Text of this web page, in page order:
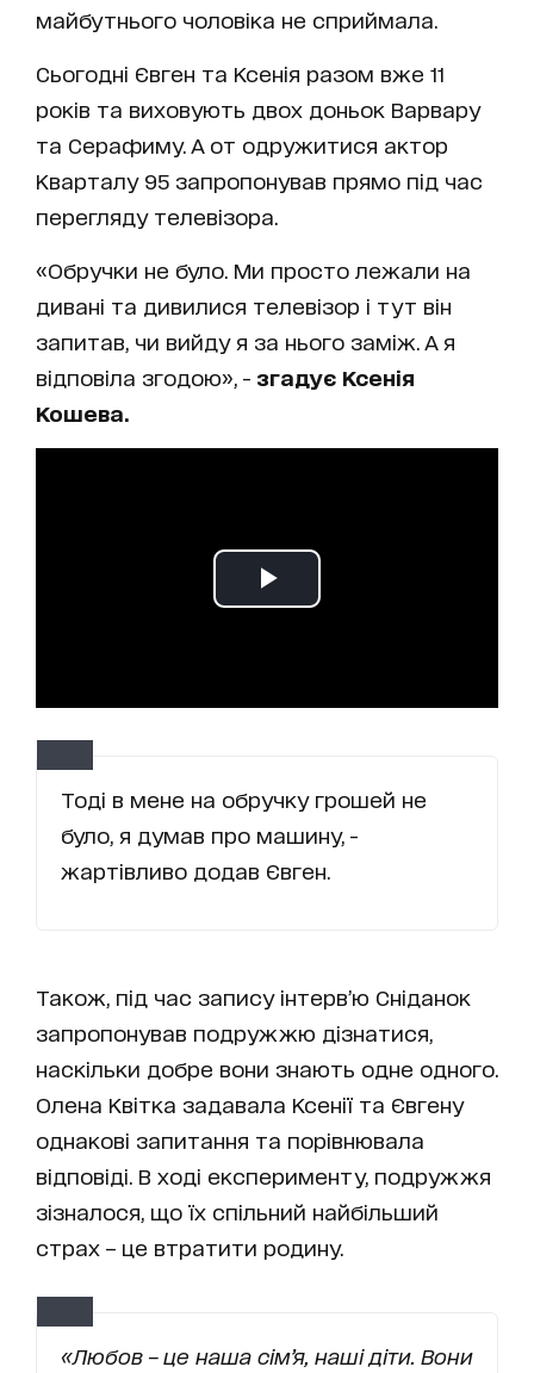
майбутнього чоловіка не сприймала.
Сьогодні Євген та Ксенія разом вже 11
років та виховують двох доньок Варвару
та Серафиму. А от одружитися актор
Кварталу 95 запропонував прямо під час
перегляду телевізора.
«Обручки не було. Ми просто лежали на
дивані та дивилися телевізор і тут він
запитав, чи вийду я за нього заміж. А я
відповіла згодою», - згадує Ксенія
Кошева.
Тоді в мене на обручку грошей не
було, я думав про машину, -
жартівливо додав Євген.
Також, під час запису інтерв’ю Сніданок
запропонував подружжю дізнатися,
наскільки добре вони знають одне одного.
Олена Квітка задавала Ксенії та Євгену
однакові запитання та порівнювала
відповіді. В ході експерименту, подружжя
зізналося, що їх спільний найбільший
страх – це втратити родину.
«Любов – це наша сім’я, наші діти. Вони